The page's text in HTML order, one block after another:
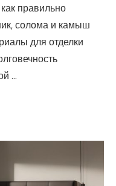
правильно
солома и камыш
для отделки
…